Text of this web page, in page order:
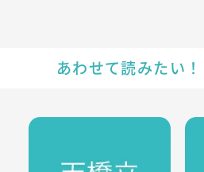
あわせて読みたい
天橋立のリゾートバイト・エリア
嵐